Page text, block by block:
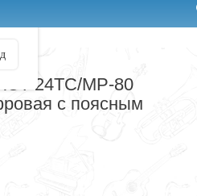
24TC/MP-80
с поясным